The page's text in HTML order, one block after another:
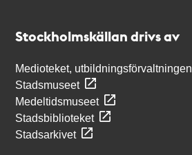
Stockholmskällan drivs av
Medioteket, utbildningsförvaltningen
Stadsmuseet
Medeltidsmuseet
Stadsbiblioteket
Stadsarkivet